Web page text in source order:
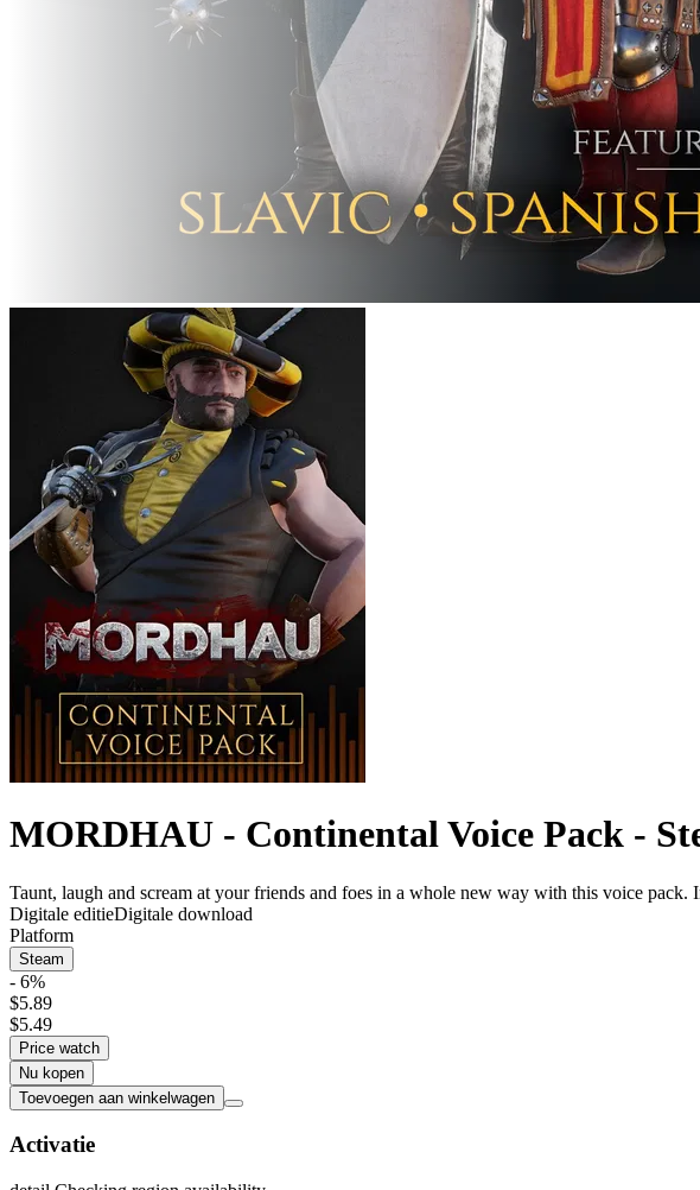
MORDHAU - Continental Voice Pack -
Taunt, laugh and scream at your friends and foes in a whole new way with this voice
Digitale editieDigitale download
Platform
Steam
- 6%
$5.89
$5.49
Price watch
Nu kopen
Toevoegen aan winkelwagen
Activatie